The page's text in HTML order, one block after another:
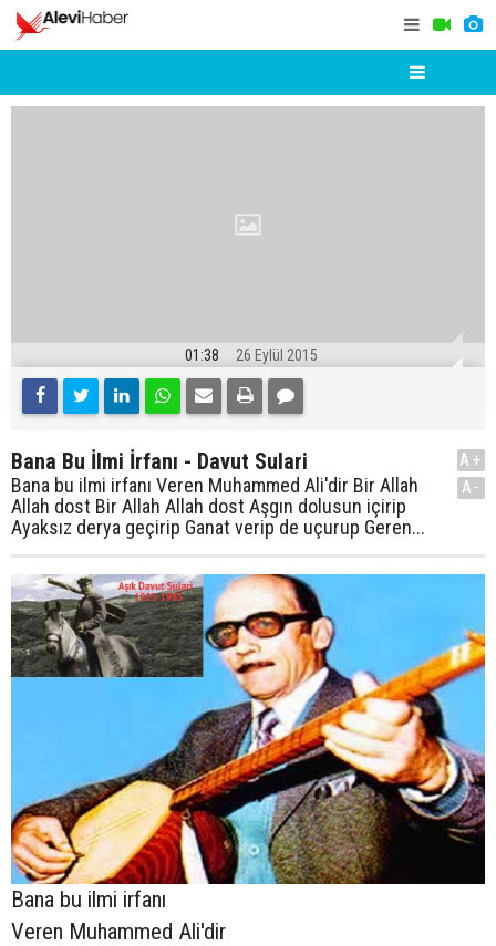
01:38 26 Eylül 2015
Bana Bu İlmi İrfanı - Davut Sulari
Bana bu ilmi irfanı Veren Muhammed Ali'dir Bir Allah
Allah dost Bir Allah Allah dost Aşgın dolusun içirip
Ayaksız derya geçirip Ganat verip de uçurup Geren...
A+
A-
Bana bu ilmi irfanı
Veren Muhammed Ali'dir